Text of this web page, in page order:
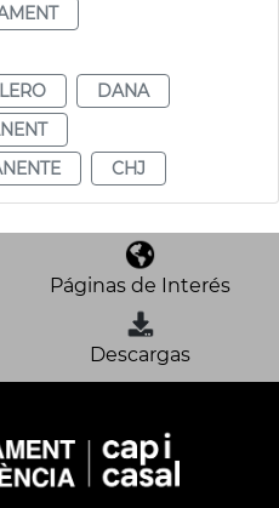
DANA
CHJ
Páginas de Interés
Descargas